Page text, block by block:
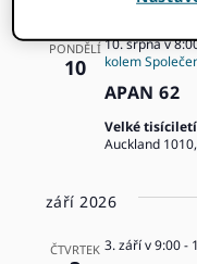
PONDĚLÍ
10
APAN 62
10. srpna v
kolem
Velké tisíciletí
Auckland
září 2026
ČTVRTEK 3. září v 9:00-